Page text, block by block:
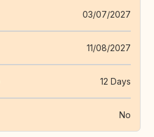
03/07/2027
11/08/2027
12 Days
No